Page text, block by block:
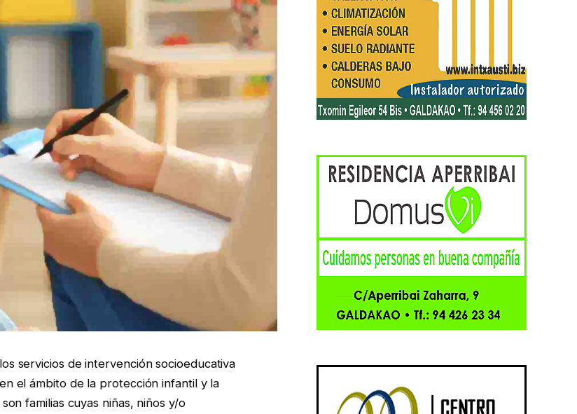
servicios de intervención socioeducativa
el ámbito de la protección infantil y la
familias cuyas niñas, niños y/o